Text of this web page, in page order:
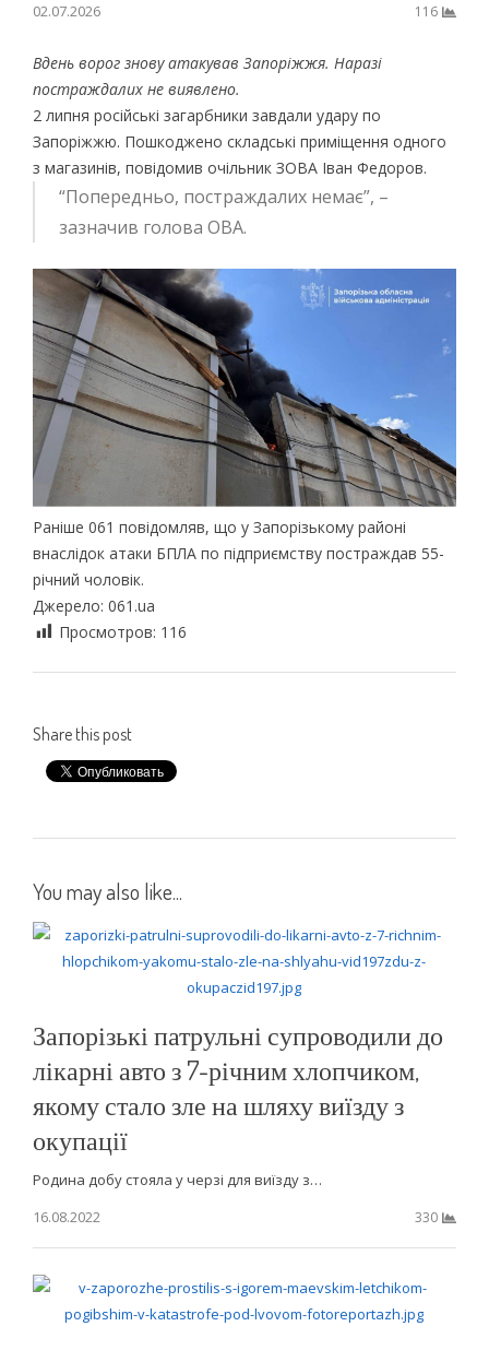
02.07.2026 116
Вдень ворог знову атакував Запоріжжя. Наразі
постраждалих не виявлено.
2 липня російські загарбники завдали удару по
Запоріжжю. Пошкоджено складські приміщення одного
з магазинів, повідомив очільник ЗОВА Іван Федоров.
“Попередньо, постраждалих немає”, –
зазначив голова ОВА.
Раніше 061 повідомляв, що у Запорізькому районі
внаслідок атаки БПЛА по підприємству постраждав 55-
річний чоловік.
Джерело: 061.ua
Просмотров: 116
Share this post
You may also like...
Запорізькі патрульні супроводили до
лікарні авто з 7-річним хлопчиком,
якому стало зле на шляху виїзду з
окупації
Родина добу стояла у черзі для виїзду з…
16.08.2022
330